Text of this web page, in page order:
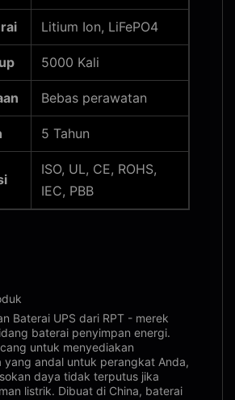
Litium Ion, LiFePO4
5000 Kali
Bebas perawatan
5 Tahun
ISO, UL, CE, ROHS,
IEC, PBB
Baterai UPS dari RPT - merek
baterai penyimpan energi.
untuk menyediakan
yang andal untuk perangkat Anda,
daya tidak terputus jika
listrik. Dibuat di China, baterai